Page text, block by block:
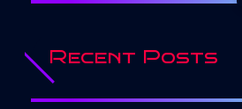
Recent Posts